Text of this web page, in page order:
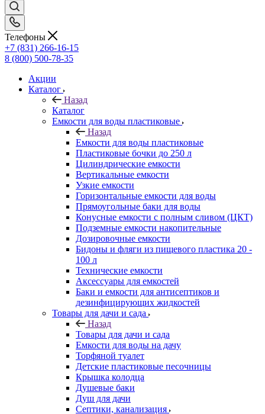
Телефоны
+7 (831) 266-16-15
8 (800) 500-78-35
Акции
Каталог
Назад
Каталог
Емкости для воды пластиковые
Назад
Емкости для воды пластиковые
Пластиковые бочки до 250 л
Цилиндрические емкости
Вертикальные емкости
Узкие емкости
Горизонтальные емкости для воды
Прямоугольные баки для воды
Конусные емкости с полным сливом (ЦКТ)
Подземные емкости накопительные
Дозировочные емкости
Бидоны и фляги из пищевого пластика 20 -
100 л
Технические емкости
Аксессуары для емкостей
Баки и емкости для антисептиков и
дезинфицирующих жидкостей
Товары для дачи и сада
Назад
Товары для дачи и сада
Емкости для воды на дачу
Торфяной туалет
Детские пластиковые песочницы
Крышка колодца
Душевые баки
Душ для дачи
Септики, канализация